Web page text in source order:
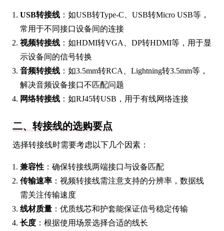
USB转接线 ：如USB转Type-C、USB转Micro USB等，
常用于不同接口设备间的连接
视频转接线 ：如HDMI转VGA、DP转HDMI等，用于显
示设备间的信号转换
音频转接线 ：如3.5mm转RCA、Lightning转3.5mm等，
解决音频设备接口不匹配问题
网络转接线 ：如RJ45转USB，用于有线网络连接
二、转接线的选购要点
选择转接线时需要考虑以下几个因素：
兼容性 ：确保转接线两端接口与设备匹配
传输速率 ：视频转接线需注意支持的分辨率，数据线
需关注传输速度
线材质量 ：优质线芯和护套能保证信号稳定传输
长度 ：根据使用场景选择合适的线长